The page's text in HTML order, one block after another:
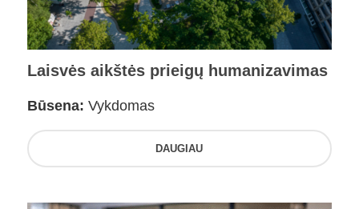
Laisvės aikštės prieigų humanizavimas
Būsena: Vykdomas
DAUGIAU